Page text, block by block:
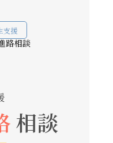
支援
路相談
相談